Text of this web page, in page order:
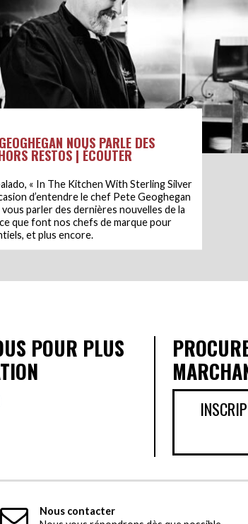
NOUS PARLE DES
RESTOS | ÉCOUTER
« In The Kitchen With Sterling Silver
d’entendre le chef Pete Geoghegan
parler des dernières nouvelles de la
que font nos chefs de marque pour
et plus encore.
POUR PLUS
Nous contacter